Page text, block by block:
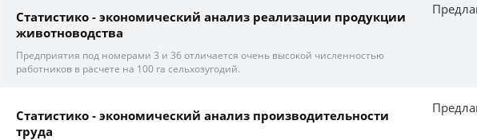
Статистико - экономический анализ реализации продукции
животноводства
Предприятия под номерами 3 и 36 отличается очень высокой численностью
работников в расчете на 100 га сельхозугодий.
Статистико - экономический анализ производительности
труда